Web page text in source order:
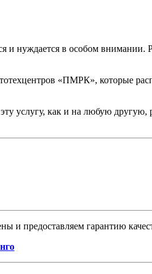
и нуждается в особом внимании.
«ПМРК», которые
услугу, как и на любую другую,
предоставляем гарантию